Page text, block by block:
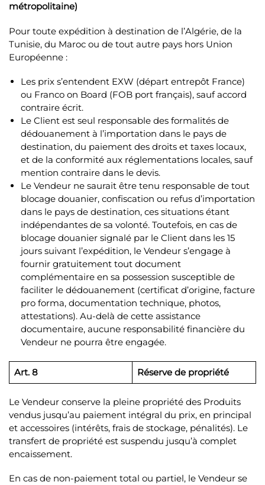
métropolitaine)
Pour toute expédition à destination de l’Algérie, de la
Tunisie, du Maroc ou de tout autre pays hors Union
Européenne :
Les prix s’entendent EXW (départ entrepôt France)
ou Franco on Board (FOB port français), sauf accord
contraire écrit.
Le Client est seul responsable des formalités de
dédouanement à l’importation dans le pays de
destination, du paiement des droits et taxes locaux,
et de la conformité aux réglementations locales, sauf
mention contraire dans le devis.
Le Vendeur ne saurait être tenu responsable de tout
blocage douanier, confiscation ou refus d’importation
dans le pays de destination, ces situations étant
indépendantes de sa volonté. Toutefois, en cas de
blocage douanier signalé par le Client dans les 15
jours suivant l’expédition, le Vendeur s’engage à
fournir gratuitement tout document
complémentaire en sa possession susceptible de
faciliter le dédouanement (certificat d’origine, facture
pro forma, documentation technique, photos,
attestations). Au-delà de cette assistance
documentaire, aucune responsabilité financière du
Vendeur ne pourra être engagée.
Art. 8 Réserve de propriété
Le Vendeur conserve la pleine propriété des Produits
vendus jusqu’au paiement intégral du prix, en principal
et accessoires (intérêts, frais de stockage, pénalités). Le
transfert de propriété est suspendu jusqu’à complet
encaissement.
En cas de non-paiement total ou partiel, le Vendeur se